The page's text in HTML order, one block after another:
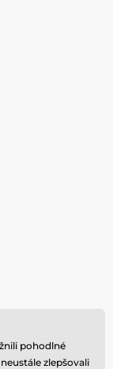
pohodlné
zlepšovali